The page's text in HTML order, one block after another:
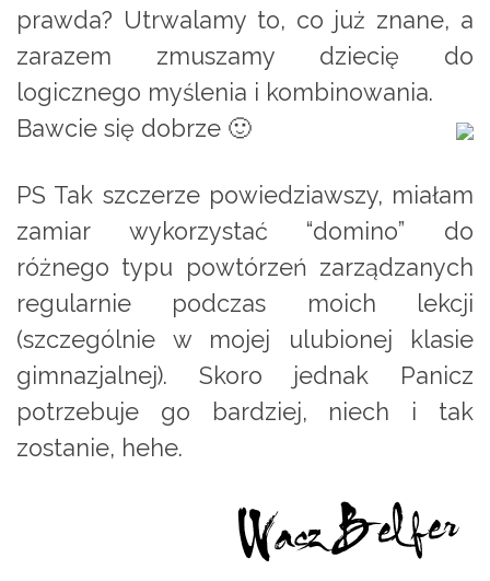
prawda? Utrwalamy to, co już znane, a
zarazem zmuszamy dziecię do
logicznego myślenia i kombinowania.
Bawcie się dobrze 🙂
PS Tak szczerze powiedziawszy, miałam
zamiar wykorzystać “domino” do
różnego typu powtórzeń zarządzanych
regularnie podczas moich lekcji
(szczególnie w mojej ulubionej klasie
gimnazjalnej). Skoro jednak Panicz
potrzebuje go bardziej, niech i tak
zostanie, hehe.